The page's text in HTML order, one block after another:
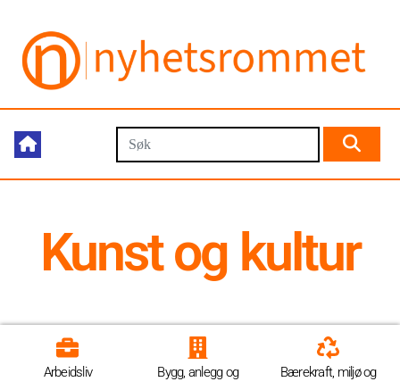
Kunst og kultur
Arbeidsliv
Bygg, anlegg og
Bærekraft, miljø og